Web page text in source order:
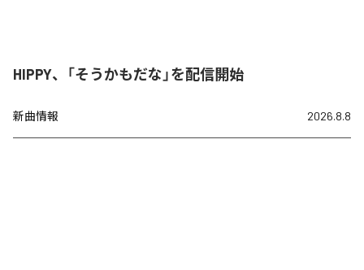
HIPPY、「そうかもだな」を配信開始
新曲情報 2026.8.8